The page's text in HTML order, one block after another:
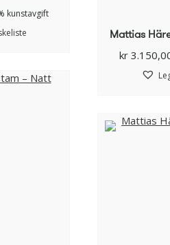
kunstavgift
Mattias
kr